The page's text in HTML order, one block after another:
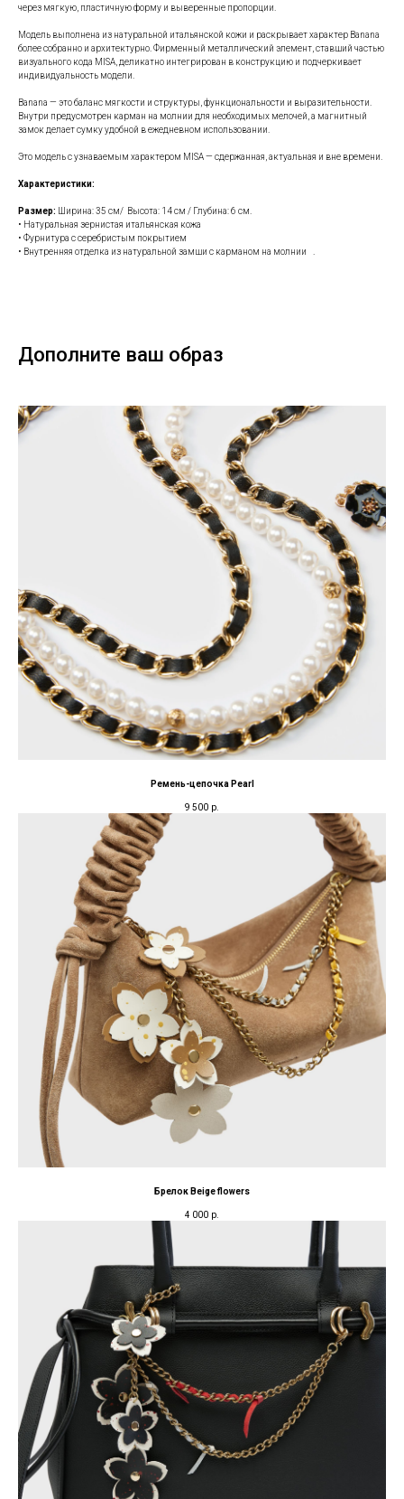
через мягкую, пластичную форму и выверенные пропорции.
Модель выполнена из натуральной итальянской кожи и раскрывает характер Banana
более собранно и архитектурно. Фирменный металлический элемент, ставший частью
визуального кода MISA, деликатно интегрирован в конструкцию и подчеркивает
индивидуальность модели.
Banana — это баланс мягкости и структуры, функциональности и выразительности.
Внутри предусмотрен карман на молнии для необходимых мелочей, а магнитный
замок делает сумку удобной в ежедневном использовании.
Это модель с узнаваемым характером MISA — сдержанная, актуальная и вне времени.
Характеристики:
Размер:
Ширина: 35 см/ Высота: 14 см / Глубина: 6 см.
• Натуральная зернистая итальянская кожа
• Фурнитура с cеребристым покрытием
• Внутренняя отделка из натуральной замши с карманом на молнии⠀.
Дополните ваш образ
Ремень-цепочка Pearl
9 500 р.
Брелок Beige flowers
4 000 р.